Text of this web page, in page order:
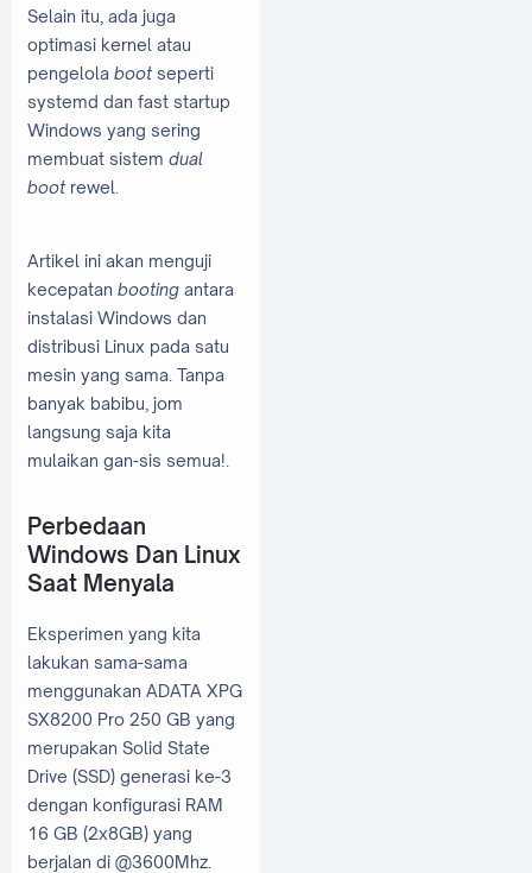
Selain itu, ada juga
optimasi kernel atau
pengelola boot seperti
systemd dan fast startup
Windows yang sering
membuat sistem dual
boot rewel.
Artikel ini akan menguji
kecepatan booting antara
instalasi Windows dan
distribusi Linux pada satu
mesin yang sama. Tanpa
banyak babibu, jom
langsung saja kita
mulaikan gan-sis semua!.
Perbedaan
Windows Dan Linux
Saat Menyala
Eksperimen yang kita
lakukan sama-sama
menggunakan ADATA XPG
SX8200 Pro 250 GB yang
merupakan Solid State
Drive (SSD) generasi ke-3
dengan konfigurasi RAM
16 GB (2x8GB) yang
berjalan di @3600Mhz.